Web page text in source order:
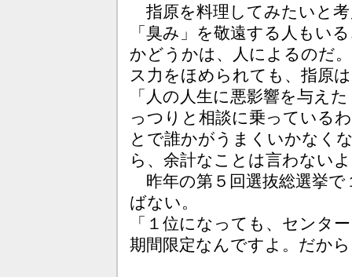
指原を料理してみたいと
「臭み」を敬遠する人もい
かどうかは、人によるのだ
ス力をほめられても、指原
「人の人生に悪影響を与え
っつりと相談に乗っている
とで誰かがうまくいかなく
ら、余計なことは言わない
昨年の第５回選抜総選挙で
ばない。
「１位になっても、センタ
期間限定なんですよ。だか